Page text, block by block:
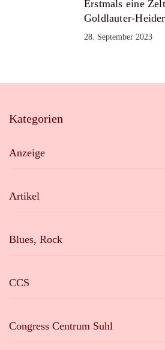
Erstmals eine
Goldlauter-
28. September 2023
Kategorien
Anzeige
Artikel
Blues, Rock
CCS
Congress Centrum Suhl